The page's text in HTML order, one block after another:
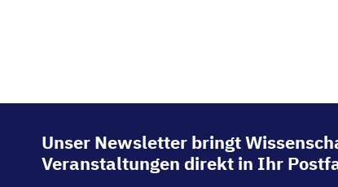
Unser Newsletter bringt
Veranstaltungen direkt in Ihr